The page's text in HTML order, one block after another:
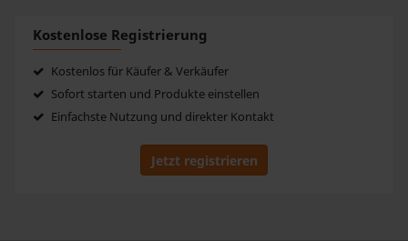
Kostenlose Registrierung
Kostenlos für Käufer & Verkäufer
Sofort starten und Produkte einstellen
Einfachste Nutzung und direkter Kontakt
Jetzt registrieren